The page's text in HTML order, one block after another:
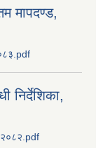
मापदण्ड,
निर्देशिका,
२०८२.pdf